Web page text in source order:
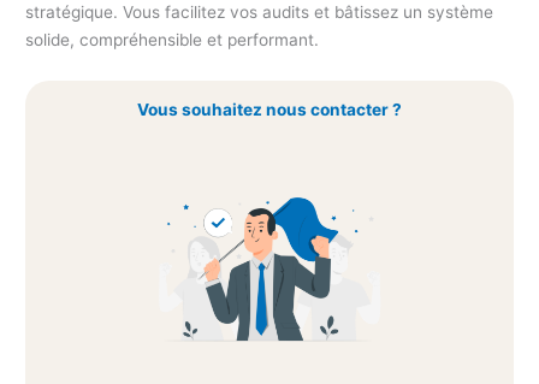
stratégique. Vous facilitez vos audits et bâtissez un système
solide, compréhensible et performant.
Vous souhaitez nous contacter ?